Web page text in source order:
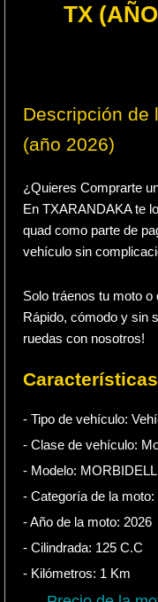
TX
Descripción de
(año 2026)
¿Quieres Comprarte
En TXARANDAKA te
quad como parte de
vehículo sin
Solo tráenos tu moto
Rápido, cómodo y sin
ruedas con nosotros!
- Tipo de vehículo:
- Clase de vehículo:
- Modelo:
- Categoría de la moto:
- Año de la moto: 2026
- Cilindrada: 125 C.C
- Kilómetros: 1 Km